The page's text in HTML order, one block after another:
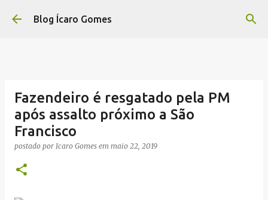
Pular para o conteúdo principal
Blog Ícaro Gomes
Fazendeiro é resgatado pela PM
após assalto próximo a São
Francisco
postado por Icaro Gomes em maio 22, 2019